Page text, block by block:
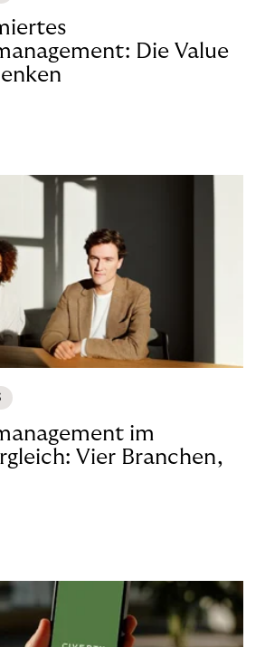
Die Value
im
Vier Branchen,